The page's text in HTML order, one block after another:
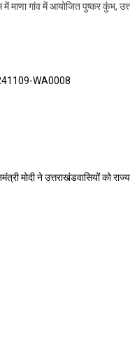
माणा गांव में आयोजित पुष्कर कुंभ,
मोदी ने उत्तराखंडवासियों को राज्य…